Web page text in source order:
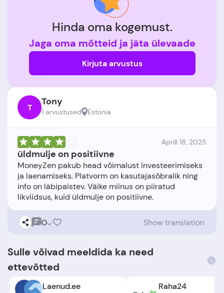
Hinda oma kogemust.
Jaga oma mõtteid ja jäta ülevaade
Kirjuta arvustus
T Tony
1 arvustused Estonia
Aprill 18, 2025
üldmulje on positiivne
MoneyZen pakub head võimalust investeerimiseks
ja laenamiseks. Platvorm on kasutajasõbralik ning
info on läbipaistev. Väike miinus on piiratud
0 Show translation
Sulle võivad meeldida ka need
ettevõtted
Laenud.ee
Raha24